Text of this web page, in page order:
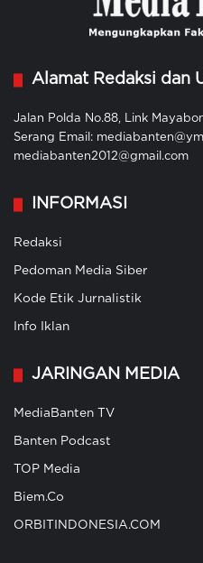
Alamat Redaksi dan
Jalan Polda No.88, Link
Serang Email:
mediabanten2012@gmail.com
INFORMASI
Redaksi
Pedoman Media Siber
Kode Etik Jurnalistik
Info Iklan
JARINGAN MEDIA
MediaBanten TV
Banten Podcast
TOP Media
Biem.Co
ORBITINDONESIA.COM